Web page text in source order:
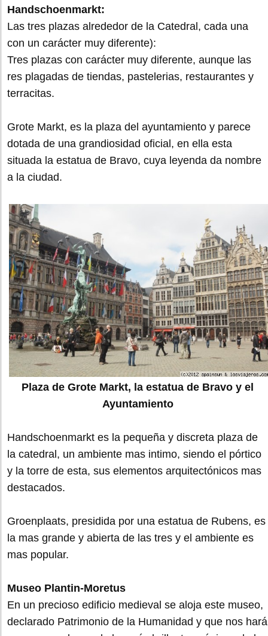
Handschoenmarkt:
Las tres plazas alrededor de la Catedral, cada una
con un carácter muy diferente):
Tres plazas con carácter muy diferente, aunque las
res plagadas de tiendas, pastelerias, restaurantes y
terracitas.
Grote Markt, es la plaza del ayuntamiento y parece
dotada de una grandiosidad oficial, en ella esta
situada la estatua de Bravo, cuya leyenda da nombre
a la ciudad.
Plaza de Grote Markt, la estatua de Bravo y el
Ayuntamiento
Handschoenmarkt es la pequeña y discreta plaza de
la catedral, un ambiente mas intimo, siendo el pórtico
y la torre de esta, sus elementos arquitectónicos mas
destacados.
Groenplaats, presidida por una estatua de Rubens, es
la mas grande y abierta de las tres y el ambiente es
mas popular.
Museo Plantin-Moretus
En un precioso edificio medieval se aloja este museo,
declarado Patrimonio de la Humanidad y que nos hará